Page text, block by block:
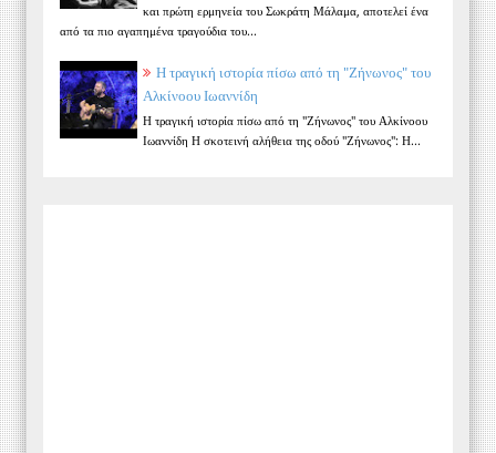
και πρώτη ερμηνεία του Σωκράτη Μάλαμα, αποτελεί ένα
από τα πιο αγαπημένα τραγούδια του...
Η τραγική ιστορία πίσω από τη "Ζήνωνος" του
Αλκίνοου Ιωαννίδη
Η τραγική ιστορία πίσω από τη "Ζήνωνος" του Αλκίνοου
Ιωαννίδη Η σκοτεινή αλήθεια της οδού "Ζήνωνος": Η...